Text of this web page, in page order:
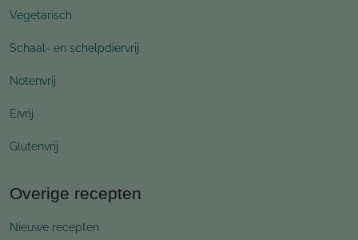
Vegetarisch
Schaal- en schelpdiervrij
Notenvrij
Eivrij
Glutenvrij
Overige recepten
Nieuwe recepten